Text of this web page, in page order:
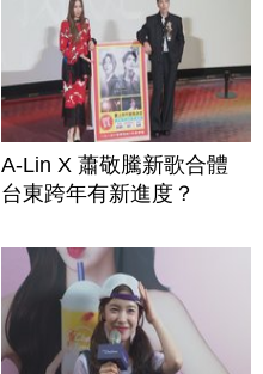
A-Lin X 蕭敬騰新歌合體
台東跨年有新進度？